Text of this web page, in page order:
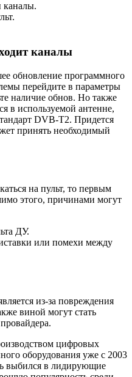
каналы.
каналы
обновление программного
перейдите в параметры
наличие обнов. Но также
в используемой антенне,
DVB-T2. Придется
принять необходимый
на пульт, то первым
этого, причинами могут
ДУ.
или помехи между
из-за повреждения
виной могут стать
цифровых
оборудования уже с 2003
выбился в лидирующие